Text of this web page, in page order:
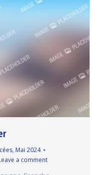
, Mai 2024
a comment